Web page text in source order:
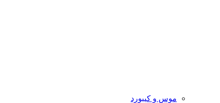
موس و کیبورد